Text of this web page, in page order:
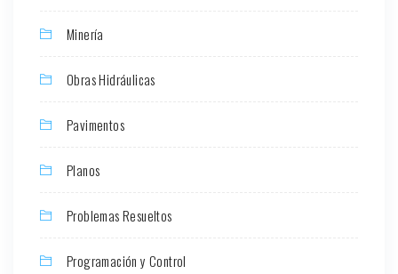
Minería
Obras Hidráulicas
Pavimentos
Planos
Problemas Resueltos
Programación y Control